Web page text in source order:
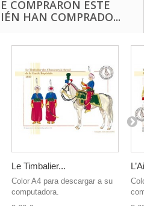
COMPRARON ESTE
HAN COMPRADO...
Le Timbalier...
Color A4 para descargar a su
computadora.
Color